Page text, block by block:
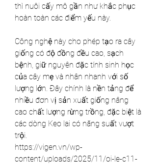
thì nuôi cấy mô gần như khắc phục
hoàn toàn các điểm yếu này.
Công nghệ này cho phép tạo ra cây
giống có độ đồng đều cao, sạch
bệnh, giữ nguyên đặc tính sinh học
của cây mẹ và nhân nhanh với số
lượng lớn. Đây chính là nền tảng để
nhiều đơn vị sản xuất giống nâng
cao chất lượng rừng trồng, đặc biệt là
các dòng Keo lai có năng suất vượt
trội.
https://vigen.vn/wp-
content/uploads/2025/11/oi-le-c11-